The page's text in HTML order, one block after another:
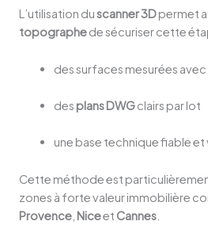
L’utilisation duscanner 3Dpermet
topographede sécuriser cette
des surfaces mesurées
des plans DWGclairs par lot
une base technique fiable
Cette méthode est
zones à forte valeur immobilière
Provence Niceet Cannes